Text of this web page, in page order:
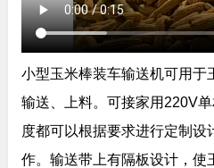
小型玉米棒装车输送机可用于
输送、上料。可接家用220V
度都可以根据要求进行定制设
作。输送带上有隔板设计，使